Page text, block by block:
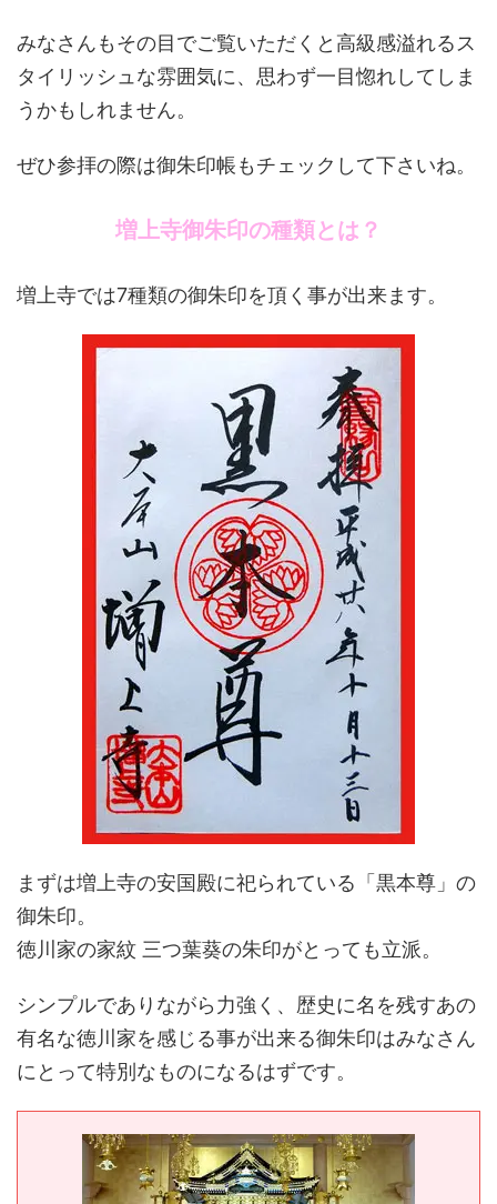
みなさんもその目でご覧いただくと高級感溢れるス
タイリッシュな雰囲気に、思わず一目惚れしてしま
うかもしれません。
ぜひ参拝の際は御朱印帳もチェックして下さいね。
増上寺御朱印の種類とは？
増上寺では7種類の御朱印を頂く事が出来ます。
まずは増上寺の安国殿に祀られている「黒本尊」の
御朱印。
徳川家の家紋 三つ葉葵の朱印がとっても立派。
シンプルでありながら力強く、歴史に名を残すあの
有名な徳川家を感じる事が出来る御朱印はみなさん
にとって特別なものになるはずです。